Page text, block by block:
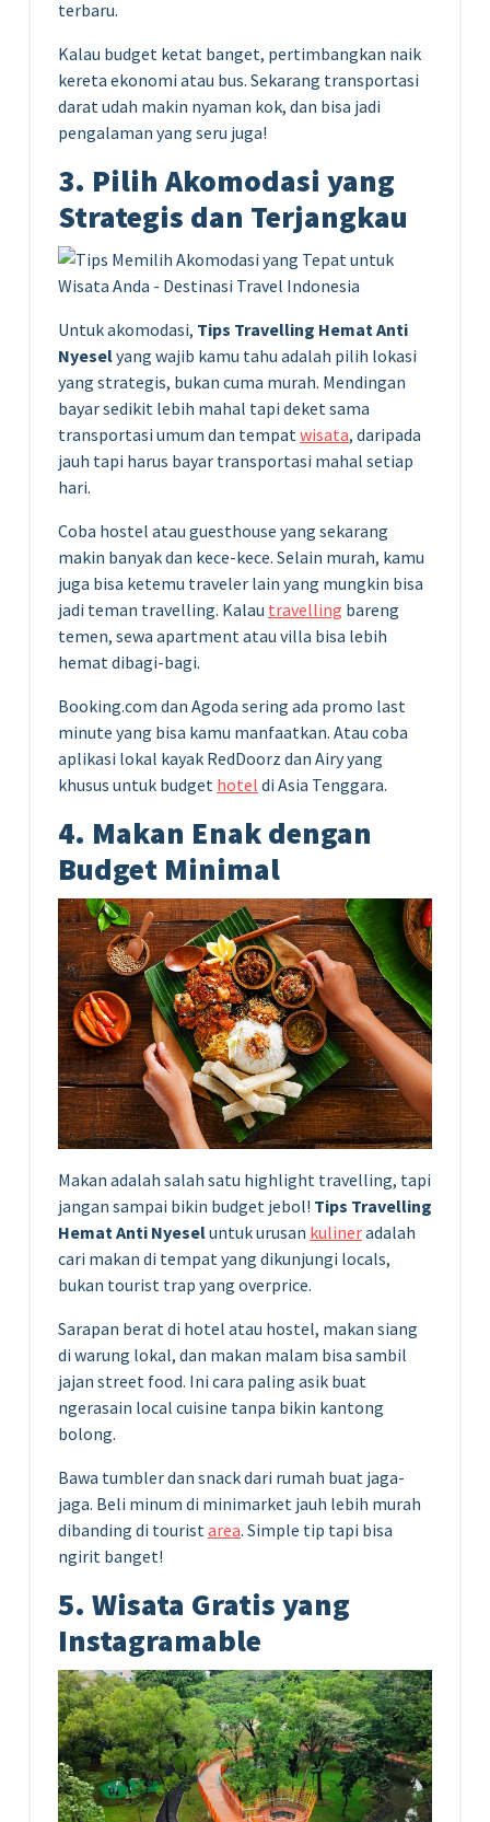
terbaru.
Kalau budget ketat banget, pertimbangkan naik
kereta ekonomi atau bus. Sekarang transportasi
darat udah makin nyaman kok, dan bisa jadi
pengalaman yang seru juga!
3. Pilih Akomodasi yang
Strategis dan Terjangkau
Untuk akomodasi, Tips Travelling Hemat Anti
Nyeselyang wajib kamu tahu adalah pilih lokasi
yang strategis, bukan cuma murah. Mendingan
bayar sedikit lebih mahal tapi deket sama
transportasi umum dan tempatwisata, daripada
jauh tapi harus bayar transportasi mahal setiap
hari.
Coba hostel atau guesthouse yang sekarang
makin banyak dan kece-kece. Selain murah, kamu
juga bisa ketemu traveler lain yang mungkin bisa
jadi teman travelling. Kalau travelling bareng
temen, sewa apartment atau villa bisa lebih
hemat dibagi-bagi.
Booking.com dan Agoda sering ada promo last
minute yang bisa kamu manfaatkan. Atau coba
aplikasi lokal kayak RedDoorz dan Airy yang
khusus untuk budget hotel di Asia Tenggara.
4. Makan Enak dengan
Budget Minimal
Makan adalah salah satu highlight travelling, tapi
jangan sampai bikin budget jebol! Tips Travelling
Hemat Anti Nyeseluntuk urusan kulineradalah
cari makan di tempat yang dikunjungi locals,
bukan tourist trap yang overprice.
Sarapan berat di hotel atau hostel, makan siang
di warung lokal, dan makan malam bisa sambil
jajan street food. Ini cara paling asik buat
ngerasain local cuisine tanpa bikin kantong
bolong.
Bawa tumbler dan snack dari rumah buat jaga-
jaga. Beli minum di minimarket jauh lebih murah
dibanding di touristarea. Simple tip tapi bisa
ngirit banget!
5. Wisata Gratis yang
Instagramable